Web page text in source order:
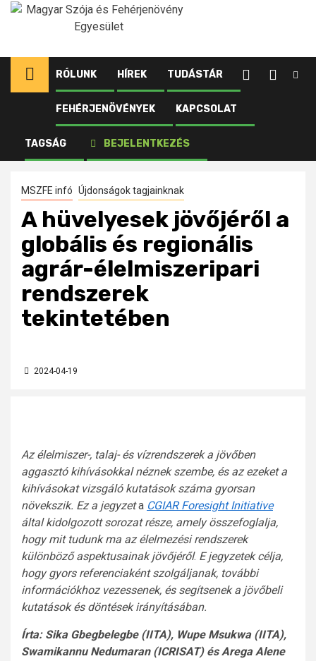
Ugrás
RÓLUNK HÍREK TUDÁSTÁR
FEHÉRJENÖVÉNYEK KAPCSOLAT
TAGSÁG BEJELENTKEZÉS
Kezdőlap
Újdonságok tagjainknak
élelmiszeripari rendszerek tekintetében
MSZFE infó Újdonságok tagjainknak
A hüvelyesek jövőjéről a
globális és regionális
agrár-élelmiszeripari
rendszerek
tekintetében
2024-04-19
Az élelmiszer-, talaj- és vízrendszerek a jövőben
aggasztó kihívásokkal néznek szembe, és az ezeket a
kihívásokat vizsgáló kutatások száma gyorsan
növekszik. Ez a jegyzeta CGIAR Foresight Initiative
által kidolgozott sorozat része, amely összefoglalja,
hogy mit tudunk ma az élelmezési rendszerek
különböző aspektusainak jövőjéről. E jegyzetek célja,
hogy gyors referenciaként szolgáljanak, további
információkhoz vezessenek, és segítsenek a jövőbeli
kutatások és döntések irányításában.
Írta: Sika Gbegbelegbe (IITA), Wupe Msukwa (IITA),
Swamikannu Nedumaran (ICRISAT) és Arega Alene